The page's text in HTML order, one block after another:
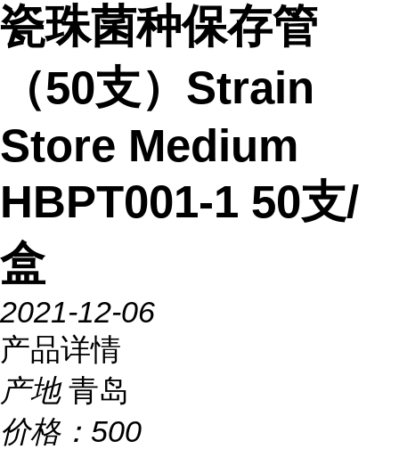
瓷珠菌种保存管
（50支）Strain
Store Medium
HBPT001-1 50支/
盒
2021-12-06
产品详情
产地 青岛
价格： 500